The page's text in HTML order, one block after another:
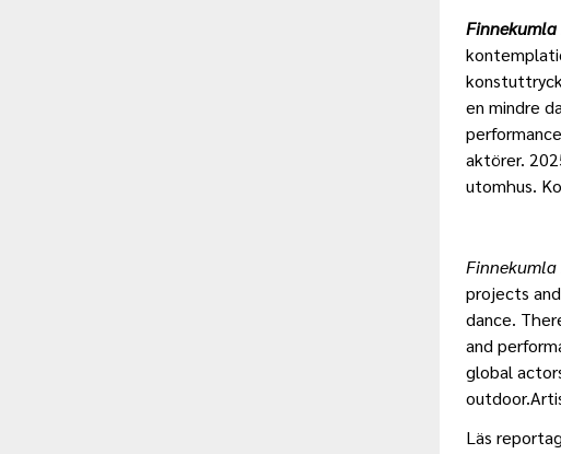
Finnekumla
en mindre
aktörer.
utomhus.
Finnekumla
projects
dance.
and
global
Läs